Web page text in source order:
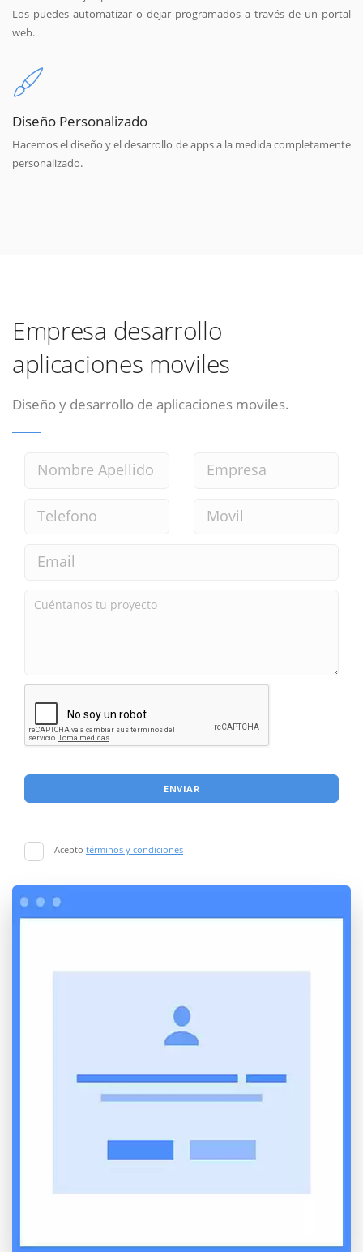
Los puedes automatizar o dejar programados a través de un portal
web.
Diseño Personalizado
Hacemos el diseño y el desarrollo de apps a la medida completamente
personalizado.
Empresa desarrollo
aplicaciones moviles
Diseño y desarrollo de aplicaciones moviles.
ENVIAR
Acepto términos y condiciones